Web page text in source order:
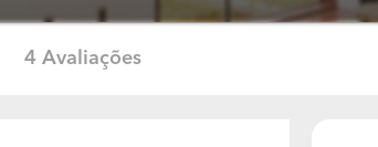
4 Avaliações